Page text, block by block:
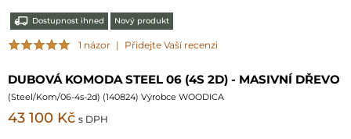
Dostupnost ihned Nový produkt
1 názor | Přidejte Vaší recenzi
DUBOVÁ KOMODA STEEL 06 (4S 2D) - MASIVNÍ DŘEVO
(Steel/Kom/06-4s-2d) (140824) Výrobce WOODICA
43 100 Kč s DPH